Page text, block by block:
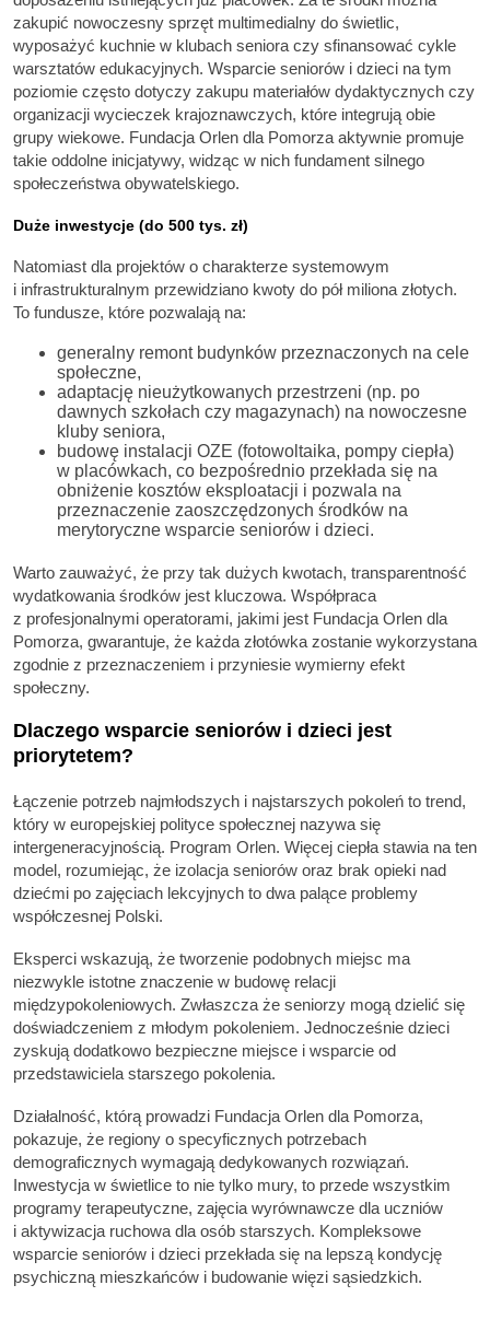
zakupić nowoczesny sprzęt multimedialny do świetlic,
wyposażyć kuchnie w klubach seniora czy sfinansować cykle
warsztatów edukacyjnych. Wsparcie seniorów i dzieci na tym
poziomie często dotyczy zakupu materiałów dydaktycznych czy
organizacji wycieczek krajoznawczych, które integrują obie
grupy wiekowe. Fundacja Orlen dla Pomorza aktywnie promuje
takie oddolne inicjatywy, widząc w nich fundament silnego
społeczeństwa obywatelskiego.
Duże inwestycje (do 500 tys. zł)
Natomiast dla projektów o charakterze systemowym
i infrastrukturalnym przewidziano kwoty do pół miliona złotych.
To fundusze, które pozwalają na:
generalny remont budynków przeznaczonych na cele
społeczne,
adaptację nieużytkowanych przestrzeni (np. po
dawnych szkołach czy magazynach) na nowoczesne
kluby seniora,
budowę instalacji OZE (fotowoltaika, pompy ciepła)
w placówkach, co bezpośrednio przekłada się na
obniżenie kosztów eksploatacji i pozwala na
przeznaczenie zaoszczędzonych środków na
merytoryczne wsparcie seniorów i dzieci.
Warto zauważyć, że przy tak dużych kwotach, transparentność
wydatkowania środków jest kluczowa. Współpraca
z profesjonalnymi operatorami, jakimi jest Fundacja Orlen dla
Pomorza, gwarantuje, że każda złotówka zostanie wykorzystana
zgodnie z przeznaczeniem i przyniesie wymierny efekt
społeczny.
Dlaczego wsparcie seniorów i dzieci jest
priorytetem?
Łączenie potrzeb najmłodszych i najstarszych pokoleń to trend,
który w europejskiej polityce społecznej nazywa się
intergeneracyjnością. Program Orlen. Więcej ciepła stawia na ten
model, rozumiejąc, że izolacja seniorów oraz brak opieki nad
dziećmi po zajęciach lekcyjnych to dwa palące problemy
współczesnej Polski.
Eksperci wskazują, że tworzenie podobnych miejsc ma
niezwykle istotne znaczenie w budowę relacji
międzypokoleniowych. Zwłaszcza że seniorzy mogą dzielić się
doświadczeniem z młodym pokoleniem. Jednocześnie dzieci
zyskują dodatkowo bezpieczne miejsce i wsparcie od
przedstawiciela starszego pokolenia.
Działalność, którą prowadzi Fundacja Orlen dla Pomorza,
pokazuje, że regiony o specyficznych potrzebach
demograficznych wymagają dedykowanych rozwiązań.
Inwestycja w świetlice to nie tylko mury, to przede wszystkim
programy terapeutyczne, zajęcia wyrównawcze dla uczniów
i aktywizacja ruchowa dla osób starszych. Kompleksowe
wsparcie seniorów i dzieci przekłada się na lepszą kondycję
psychiczną mieszkańców i budowanie więzi sąsiedzkich.